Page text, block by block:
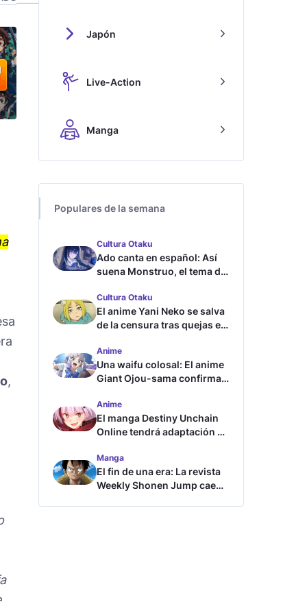
,
Japón
Live-Action
Manga
Populares de la semana
Cultura Otaku
Ado canta en español: Así
suena Monstruo, el tema de
Cultura Otaku
El anime Yani Neko se salva
de la censura tras quejas en
Anime
Una waifu colosal: El anime
Giant Ojou-sama confirma
Anime
El manga Destiny Unchain
Online tendrá adaptación al
Manga
El fin de una era: La revista
Weekly Shonen Jump cae